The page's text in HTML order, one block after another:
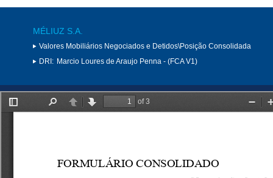
MÉLIUZ S.A.
Valores Mobiliários Negociados e Detidos\Posição Consolidada
DRI: Marcio Loures de Araujo Penna - (FCA V1)